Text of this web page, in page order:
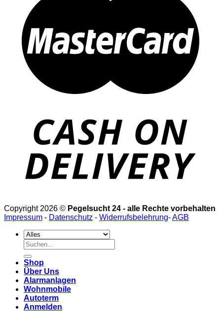
Copyright 2026 © Pegelsucht 24 - alle Rechte vorbehalten
Impressum - Datenschutz - Widerrufsbelehrung-AGB
Suchen
nach:
Shop
Über Uns
Alarmanlagen
Wohnmobile
Autoterm
Anmelden